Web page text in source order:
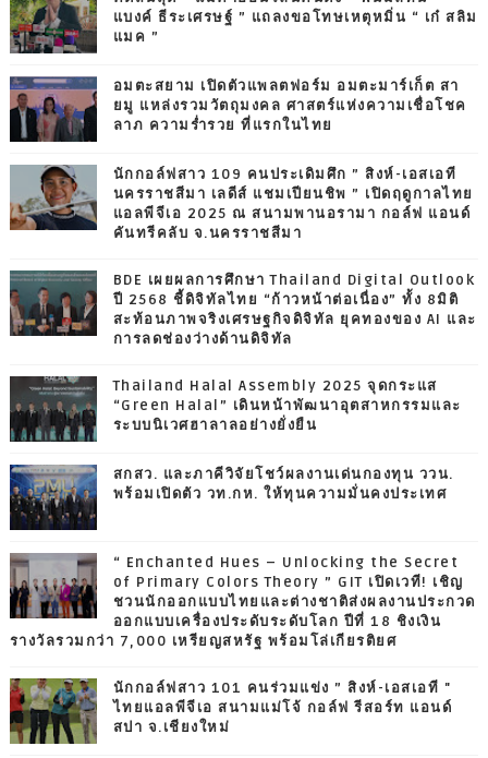
แบงค์ ธีระเศรษฐ์ ” แถลงขอโทษเหตุหมิ่น “ เก๋ สลิม
แมค ”
อมตะสยาม เปิดตัวแพลตฟอร์ม อมตะมาร์เก็ต สา
ยมู แหล่งรวมวัตถุมงคล ศาสตร์แห่งความเชื่อโชค
ลาภ ความร่ำรวย ที่แรกในไทย
นักกอล์ฟสาว 109 คนประเดิมศึก ” สิงห์-เอสเอที
นครราชสีมา เลดีส์ แชมเปียนชิพ ” เปิดฤดูกาลไทย
แอลพีจีเอ 2025 ณ สนามพานอรามา กอล์ฟ แอนด์
คันทรีคลับ จ.นครราชสีมา
BDE เผยผลการศึกษา Thailand Digital Outlook
ปี 2568 ชี้ดิจิทัลไทย “ก้าวหน้าต่อเนื่อง” ทั้ง 8มิติ
สะท้อนภาพจริงเศรษฐกิจดิจิทัล ยุคทองของ AI และ
การลดช่องว่างด้านดิจิทัล
Thailand Halal Assembly 2025 จุดกระแส
“Green Halal” เดินหน้าพัฒนาอุตสาหกรรมและ
ระบบนิเวศฮาลาลอย่างยั่งยืน
สกสว. และภาคีวิจัยโชว์ผลงานเด่นกองทุน ววน.
พร้อมเปิดตัว วท.กห. ให้ทุนความมั่นคงประเทศ
“ Enchanted Hues – Unlocking the Secret
of Primary Colors Theory ” GIT เปิดเวที! เชิญ
ชวนนักออกแบบไทยและต่างชาติส่งผลงานประกวด
ออกแบบเครื่องประดับระดับโลก ปีที่ 18 ชิงเงิน
รางวัลรวมกว่า 7,000 เหรียญสหรัฐ พร้อมโล่เกียรติยศ
นักกอล์ฟสาว 101 คนร่วมแข่ง ” สิงห์-เอสเอที "
ไทยแอลพีจีเอ สนามแม่โจ้ กอล์ฟ รีสอร์ท แอนด์
สปา จ.เชียงใหม่